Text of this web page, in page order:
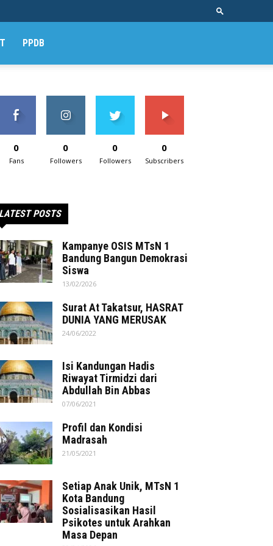
PPDB
0
Fans
0
Followers
0
Followers
0
Subscribers
LATEST POSTS
Kampanye OSIS MTsN 1
Bandung Bangun Demokrasi
Siswa
13/02/2026
Surat At Takatsur, HASRAT
DUNIA YANG MERUSAK
24/06/2022
Isi Kandungan Hadis
Riwayat Tirmidzi dari
Abdullah Bin Abbas
07/06/2021
Profil dan Kondisi
Madrasah
21/05/2021
Setiap Anak Unik, MTsN 1
Kota Bandung
Sosialisasikan Hasil
Psikotes untuk Arahkan
Masa Depan